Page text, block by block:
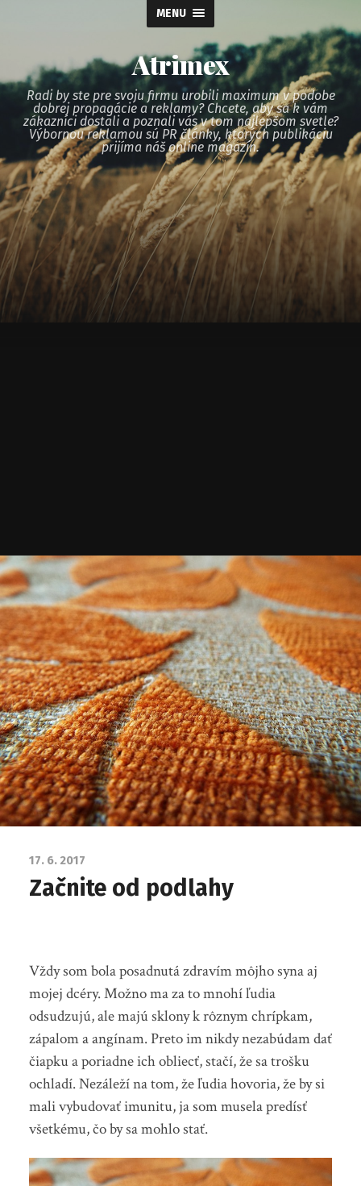
MENU
Atrimex
Radi by ste pre svoju firmu urobili maximum v podobe
dobrej propagácie a reklamy? Chcete, aby sa k vám
zákazníci dostali a poznali vás v tom najlepšom svetle?
Výbornou reklamou sú PR články, ktorých publikáciu
prijíma náš online magazín.
17. 6. 2017
Začnite od podlahy
Vždy som bola posadnutá zdravím môjho syna aj
mojej dcéry. Možno ma za to mnohí ľudia
odsudzujú, ale majú sklony k rôznym chrípkam,
zápalom a angínam. Preto im nikdy nezabúdam dať
čiapku a poriadne ich obliecť, stačí, že sa trošku
ochladí. Nezáleží na tom, že ľudia hovoria, že by si
mali vybudovať imunitu, ja som musela predísť
všetkému, čo by sa mohlo stať.